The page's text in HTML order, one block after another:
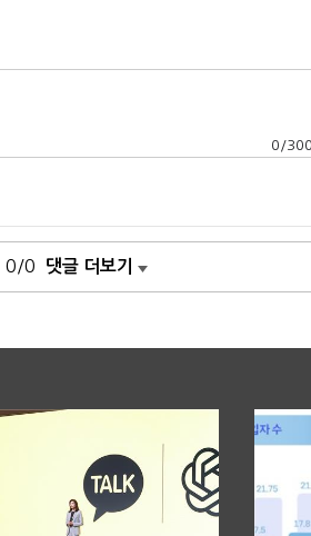
0 /300
0/0 댓글 더보기